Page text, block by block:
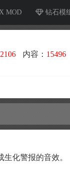
MOD 钻石模
2106 内容： 15496
化警报的音效。